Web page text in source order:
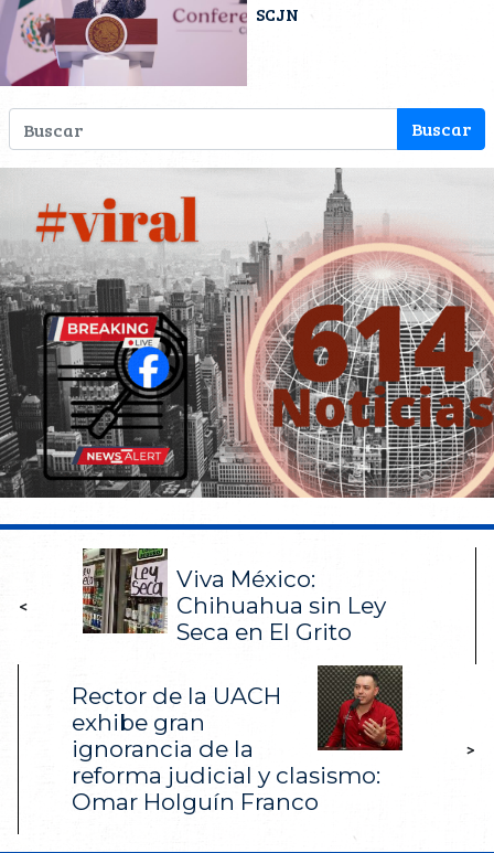
SCJN
<
Viva México:
Chihuahua sin Ley
Seca en El Grito
Rector de la UACH
exhibe gran
ignorancia de la
reforma judicial y clasismo:
Omar Holguín Franco
>